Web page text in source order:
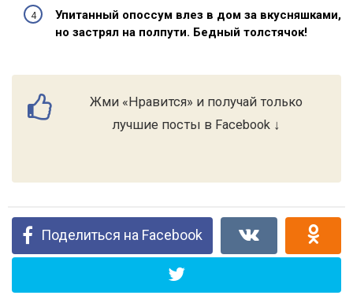
Упитанный опоссум влез в дом за вкусняшками,
но застрял на полпути. Бедный толстячок!
Жми «Нравится» и получай только
лучшие посты в Facebook ↓
Поделиться на Facebook